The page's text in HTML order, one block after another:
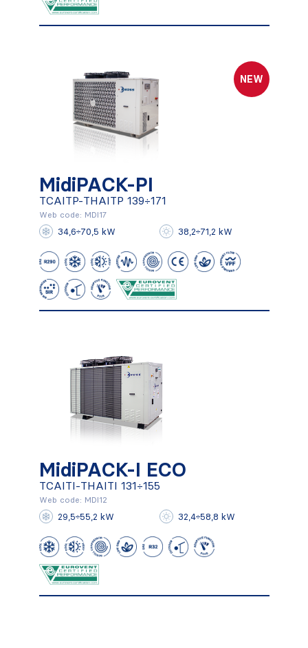
NEW
MidiPACK-PI
TCAITP-THAITP 139÷171
Web code: MDI17
34,6÷70,5 kW 38,2÷71,2 kW
MidiPACK-PI
TCAITP-THAITP 139÷171
Conocer más
MidiPACK-I ECO
TCAITI-THAITI 131÷155
Web code: MDI12
29,5÷55,2 kW 32,4÷58,8 kW
MidiPACK-I ECO
TCAITI-THAITI 131÷155
Conocer más